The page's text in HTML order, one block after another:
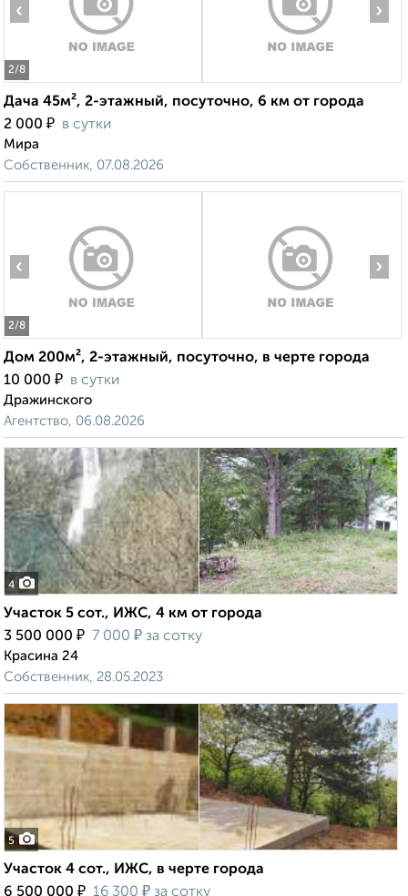
2/8
‹ ›
Дача 45м², 2-этажный, посуточно, 6 км от города
2 000 ₽ в сутки
Мира
Собственник, 07.08.2026
2/8
‹ ›
Дом 200м², 2-этажный, посуточно, в черте города
10 000 ₽ в сутки
Дражинского
Агентство, 06.08.2026
4
Участок 5 сот., ИЖС, 4 км от города
3 500 000 ₽ 7 000 ₽ за сотку
Красина 24
Собственник, 28.05.2023
5
Участок 4 сот., ИЖС, в черте города
6 500 000 ₽ 16 300 ₽ за сотку